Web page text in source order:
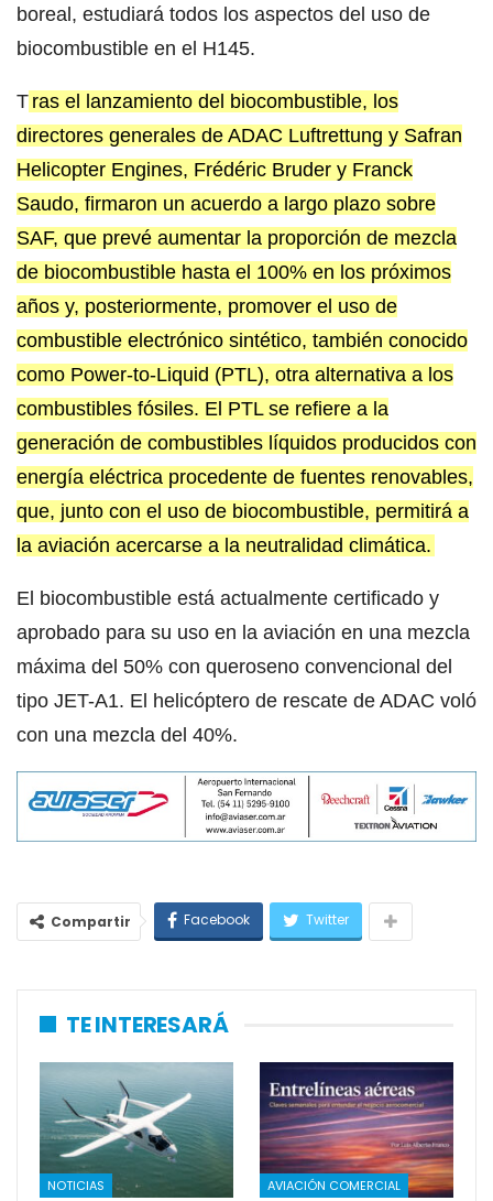
boreal, estudiará todos los aspectos del uso de
biocombustible en el H145.
T ras el lanzamiento del biocombustible, los
directores generales de ADAC Luftrettung y Safran
Helicopter Engines, Frédéric Bruder y Franck
Saudo, firmaron un acuerdo a largo plazo sobre
SAF, que prevé aumentar la proporción de mezcla
de biocombustible hasta el 100% en los próximos
años y, posteriormente, promover el uso de
combustible electrónico sintético, también conocido
como Power-to-Liquid (PTL), otra alternativa a los
combustibles fósiles. El PTL se refiere a la
generación de combustibles líquidos producidos con
energía eléctrica procedente de fuentes renovables,
que, junto con el uso de biocombustible, permitirá a
la aviación acercarse a la neutralidad climática.
El biocombustible está actualmente certificado y
aprobado para su uso en la aviación en una mezcla
máxima del 50% con queroseno convencional del
tipo JET-A1. El helicóptero de rescate de ADAC voló
con una mezcla del 40%.
Compartir Facebook Twitter
TE INTERESARÁ
NOTICIAS AVIACIÓN COMERCIAL